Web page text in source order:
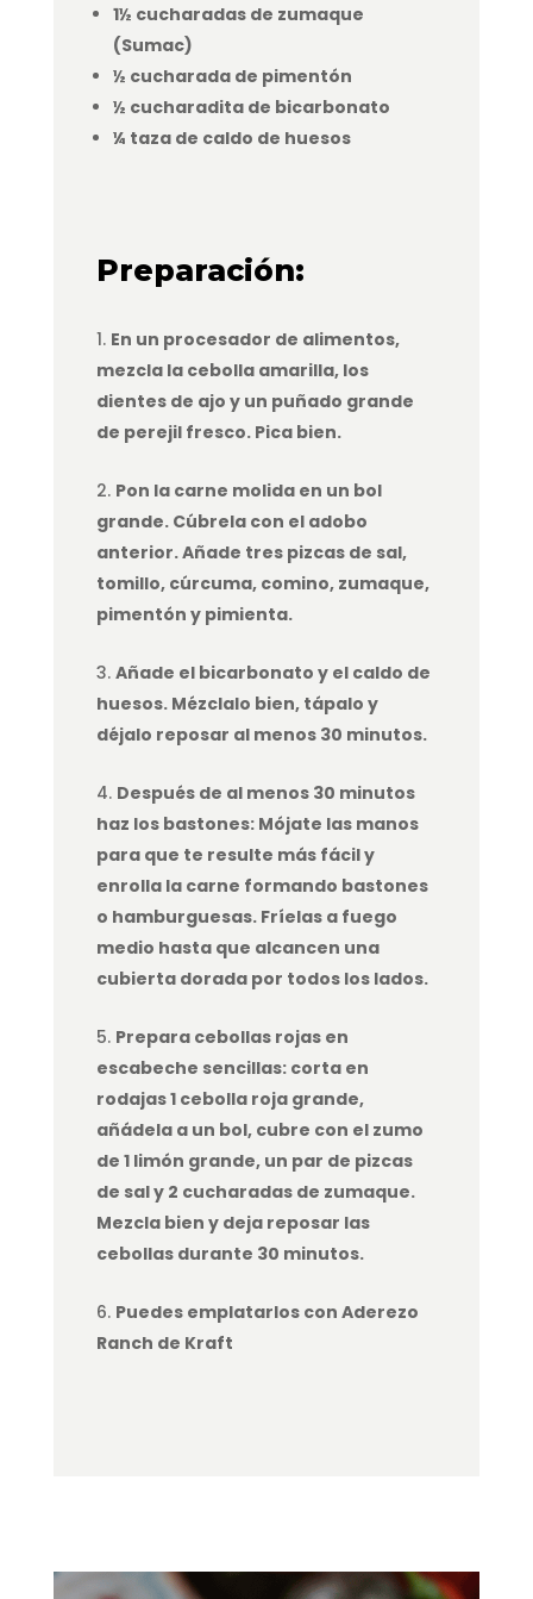
1½ cucharadas de zumaque
(Sumac)
½ cucharada de pimentón
½ cucharadita de bicarbonato
¼ taza de caldo de huesos
Preparación:
En un procesador de alimentos,
mezcla la cebolla amarilla, los
dientes de ajo y un puñado grande
de perejil fresco. Pica bien.
Pon la carne molida en un bol
grande. Cúbrela con el adobo
anterior. Añade tres pizcas de sal,
tomillo, cúrcuma, comino, zumaque,
pimentón y pimienta.
Añade el bicarbonato y el caldo de
huesos. Mézclalo bien, tápalo y
déjalo reposar al menos 30 minutos.
Después de al menos 30 minutos
haz los bastones: Mójate las manos
para que te resulte más fácil y
enrolla la carne formando bastones
o hamburguesas. Fríelas a fuego
medio hasta que alcancen una
cubierta dorada por todos los lados.
Prepara cebollas rojas en
escabeche sencillas: corta en
rodajas 1 cebolla roja grande,
añádela a un bol, cubre con el zumo
de 1 limón grande, un par de pizcas
de sal y 2 cucharadas de zumaque.
Mezcla bien y deja reposar las
cebollas durante 30 minutos.
Puedes emplatarlos con Aderezo
Ranch de Kraft